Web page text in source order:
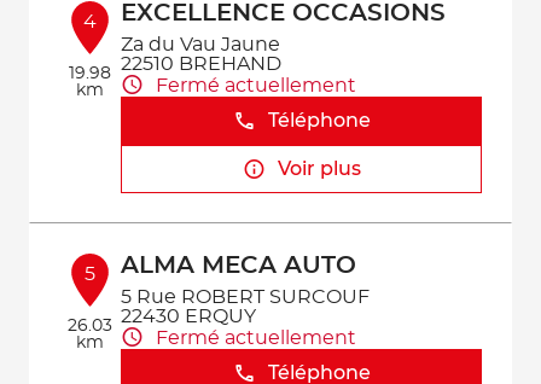
4
19.98
km
EXCELLENCE OCCASIONS
Za du Vau Jaune
22510 BREHAND
Fermé actuellement
Téléphone
Voir plus
5
26.03
km
ALMA MECA AUTO
5 Rue ROBERT SURCOUF
22430 ERQUY
Fermé actuellement
Téléphone